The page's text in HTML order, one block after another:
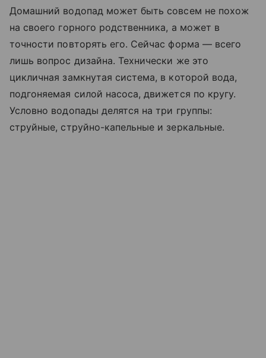
Домашний водопад может быть совсем не похож
на своего горного родственника, а может в
точности повторять его. Сейчас форма — всего
лишь вопрос дизайна. Технически же это
цикличная замкнутая система, в которой вода,
подгоняемая силой насоса, движется по кругу.
Условно водопады делятся на три группы:
струйные, струйно-капельные и зеркальные.